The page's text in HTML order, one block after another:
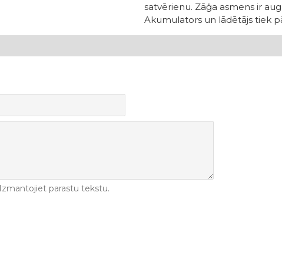
satvērienu. Zāģa asmens ir
Akumulators un lādētājs tiek
parastu tekstu.